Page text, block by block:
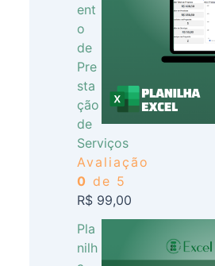
ent
o
de
Pre
sta
ção
de
Serviços
Avaliação
0 de 5
R$99,00
Pla
nilh